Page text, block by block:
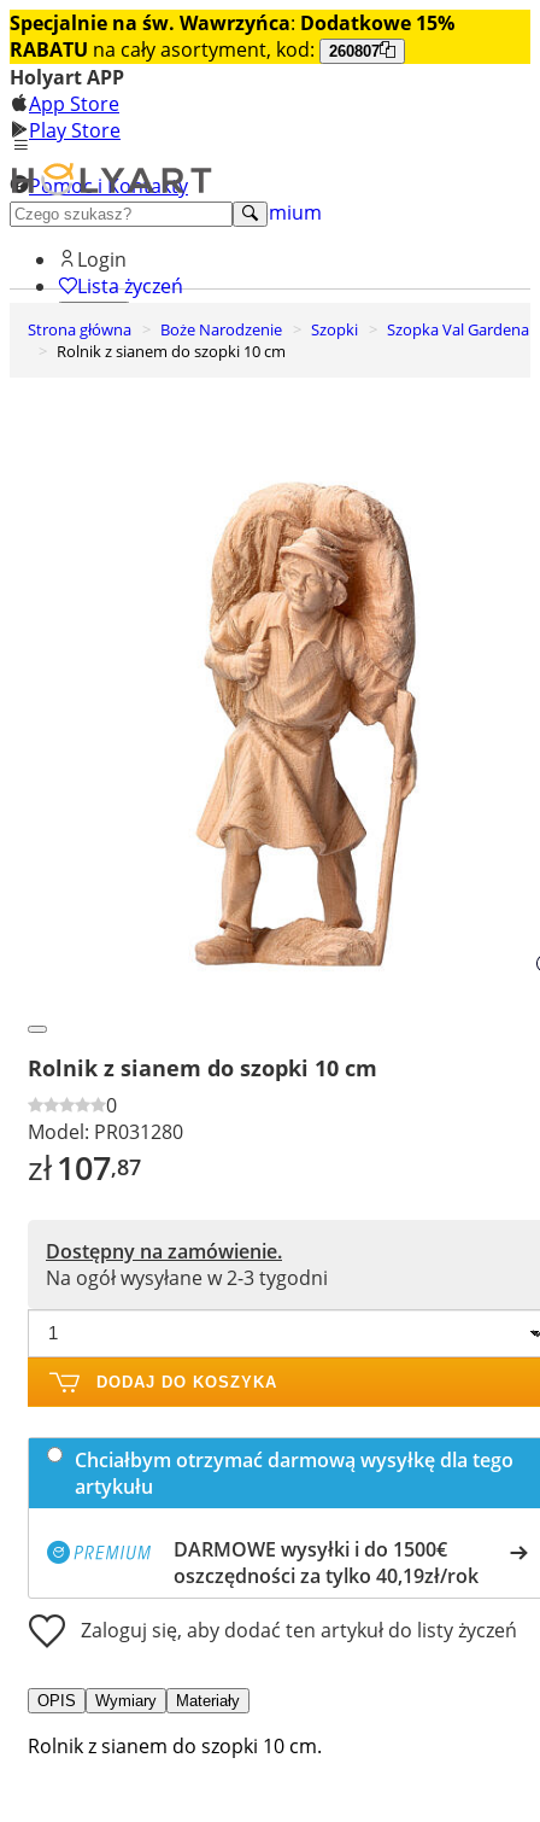
Specjalnie na św. Wawrzyńca: Dodatkowe 15%
RABATU na cały asortyment, kod: 260807
Holyart APP
App Store
Play Store
Pomoc i Kontakty
+48 222 922 860
Odkryj premium
Login
Lista życzeń
0
Koszyk
Strona główna Boże Narodzenie Szopki
Szopka Val Gardena
Rolnik z sianem do szopki 10 cm
Rolnik z sianem do szopki 10 cm
0
Model: PR031280
zł107,87
Dostępny na zamówienie.
Na ogół wysyłane w 2-3 tygodni
DODAJ DO KOSZYKA
Chciałbym otrzymać darmową wysyłkę dla tego
artykułu
DARMOWE wysyłki i do 1500€
oszczędności za tylko 40,19zł/rok
Zaloguj się, aby dodać ten artykuł do listy życzeń
OPIS Wymiary Materiały
Rolnik z sianem do szopki 10 cm.